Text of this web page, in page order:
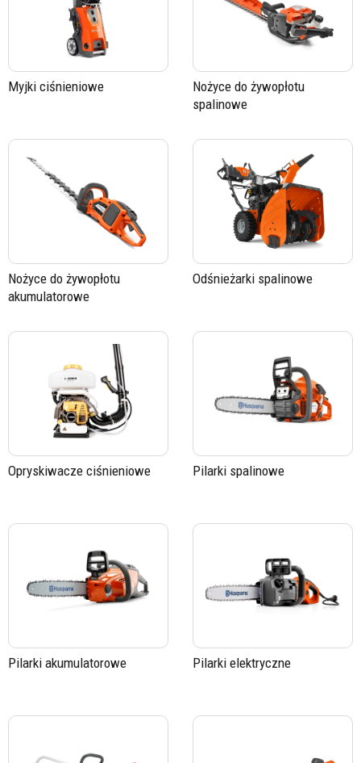
Myjki ciśnieniowe
Nożyce do żywopłotu
spalinowe
Nożyce do żywopłotu
akumulatorowe
Odśnieżarki spalinowe
Opryskiwacze ciśnieniowe Pilarki spalinowe
Pilarki akumulatorowe Pilarki elektryczne